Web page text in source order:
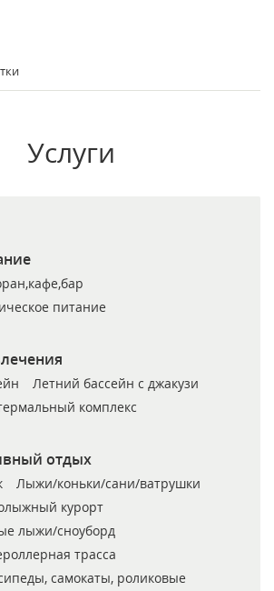
Услуги
питание
Летний бассейн с джакузи
комплекс
отдых
Лыжи/коньки/сани/ватрушки
курорт
лыжи/сноуборд
трасса
самокаты, роликовые